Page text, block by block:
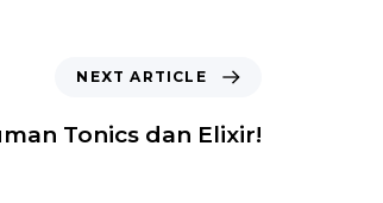
NEXT ARTICLE
Tonics dan Elixir!